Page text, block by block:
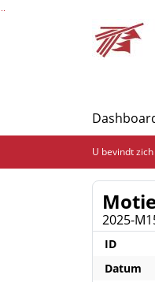
Ga naar de inhoud van
U bevindt
2025-
ID
Datum